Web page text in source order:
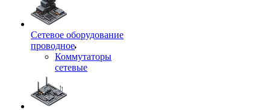
Сетевое оборудование
проводное
Коммутаторы
сетевые